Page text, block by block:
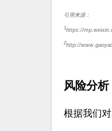
引用来源：
1https://
2http://
风险分析
根据我们